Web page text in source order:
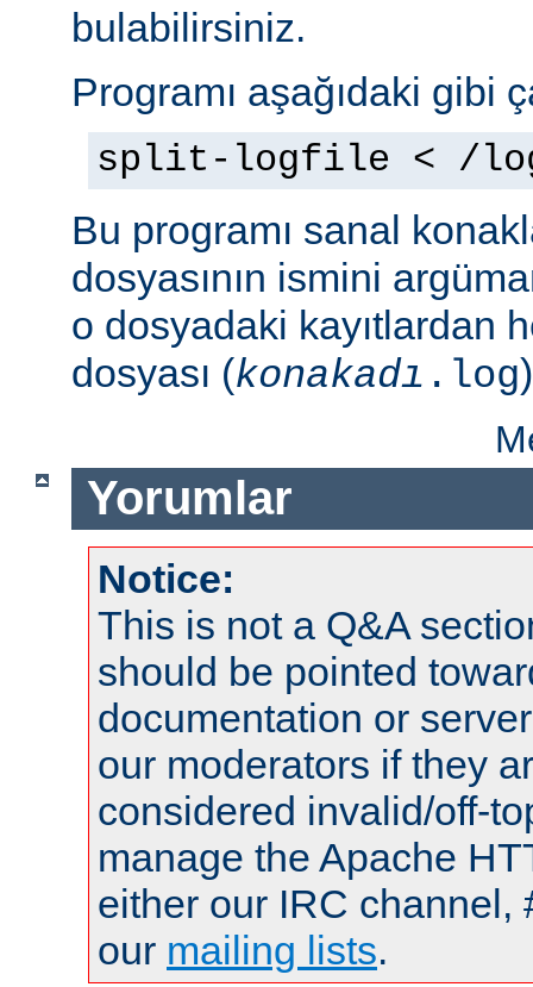
bulabilirsiniz.
Programı aşağıdaki gibi
split-logfile < /
Bu programı sanal
dosyasının ismini
o dosyadaki kayıtlardan
dosyası (konakadı .log
Yorumlar
Notice:
This is not a Q&A
should be pointed
documentation or
our moderators if they
considered invalid/off-
manage the Apache
either our IRC channel,
our mailing lists.